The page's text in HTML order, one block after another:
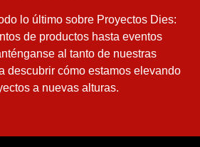
lo último sobre Proyectos Dies:
de productos hasta eventos
al tanto de nuestras
descubrir cómo estamos elevando
a nuevas alturas.